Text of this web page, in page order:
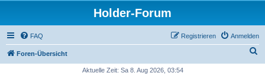
Holder-Forum
FAQ Anmelden
Registrieren
Foren-Übersicht
Aktuelle Zeit: Sa 8. Aug 2026, 03:54